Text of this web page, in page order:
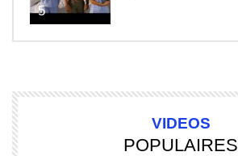
5
VIDEOS
POPULAIRES